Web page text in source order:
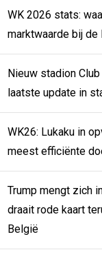
WK 2026 stats:
marktwaarde bij de
Nieuw stadion
laatste update in
WK26: Lukaku in
meest efficiënte
Trump mengt zich
draait rode kaart
België